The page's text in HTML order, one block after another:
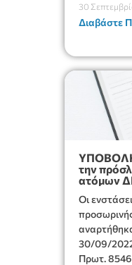
θέματα :
30
Διαβάστε
την
ατόμων
Οι
30/09/2022
Πρωτ.